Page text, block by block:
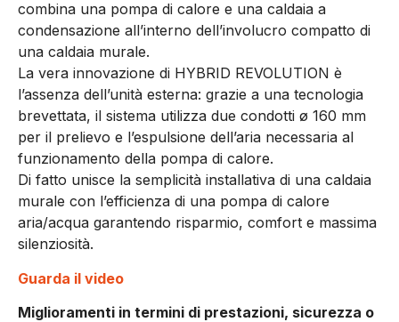
combina una pompa di calore e una caldaia a
condensazione all’interno dell’involucro compatto di
una caldaia murale.
La vera innovazione di HYBRID REVOLUTION è
l’assenza dell’unità esterna: grazie a una tecnologia
brevettata, il sistema utilizza due condotti ø 160 mm
per il prelievo e l’espulsione dell’aria necessaria al
funzionamento della pompa di calore.
Di fatto unisce la semplicità installativa di una caldaia
murale con l’efficienza di una pompa di calore
aria/acqua garantendo risparmio, comfort e massima
silenziosità.
Guarda il video
Miglioramenti in termini di prestazioni, sicurezza o